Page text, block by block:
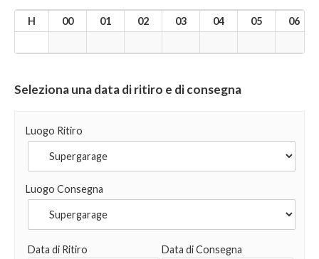
H 00 01 02 03 04 05 06
Seleziona una data di ritiro e di consegna
Luogo Ritiro
Luogo Consegna
Data di Ritiro Data di Consegna